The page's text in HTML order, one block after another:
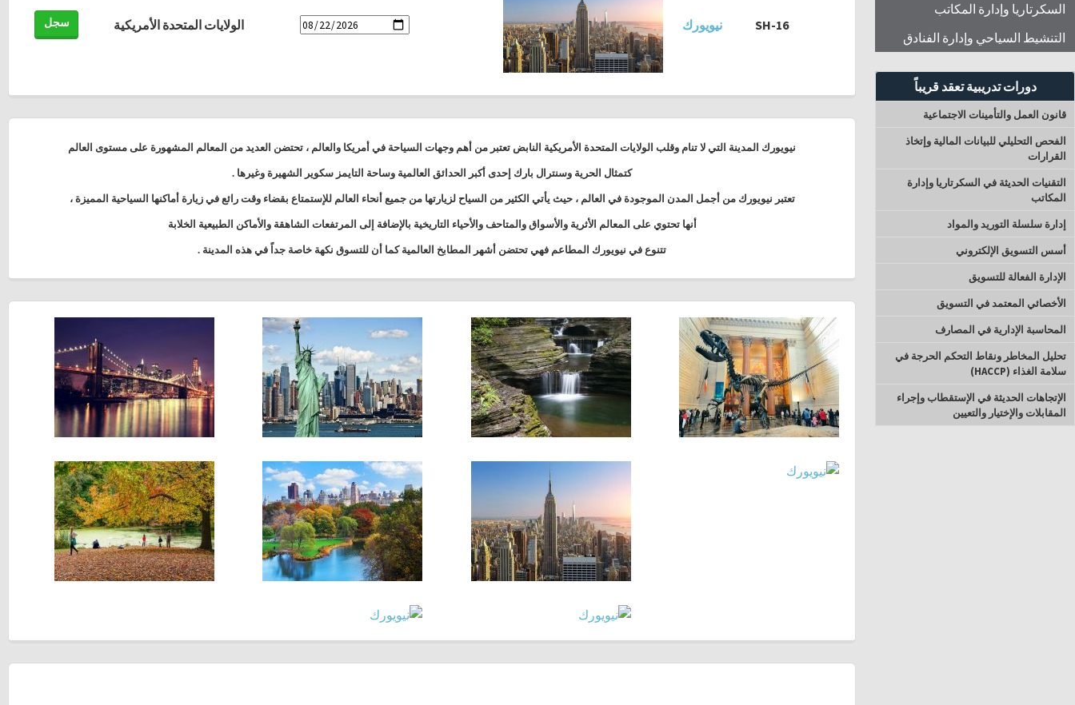
السكرتاريا وإدارة المكاتب
التنشيط السياحي وإدارة الفنادق
دورات تدريبية تعقد قريباً
قانون العمل والتأمينات الاجتماعية
الفحص التحليلي للبيانات المالية وإتخاذ
القرارات
التقنيات الحديثة في السكرتاريا وإدارة
المكاتب
إدارة سلسلة التوريد والمواد
أسس التسويق الإلكتروني
الإدارة الفعالة للتسويق
الأخصائي المعتمد في التسويق
المحاسبة الإدارية في المصارف
تحليل المخاطر ونقاط التحكم الحرجة في
سلامة الغذاء (HACCP)
الإتجاهات الحديثة في الإستقطاب وإجراء
المقابلات والإختيار والتعيين
SH-16 نيويورك الولايات المتحدة الأمريكية سجل
نيويورك المدينة التي لا تنام وقلب الولايات المتحدة الأمريكية النابض تعتبر من أهم وجهات السياحة في أمريكا والعالم ، تحتضن العديد من المعالم المشهورة على مستوى العالم
كتمثال الحرية وسنترال بارك إحدى أكبر الحدائق العالمية وساحة التايمز سكوير الشهيرة وغيرها .
تعتبر نيويورك من أجمل المدن الموجودة في العالم ، حيث يأتي الكثير من السياح لزيارتها من جميع أنحاء العالم للإستمتاع بقضاء وقت رائع في زيارة أماكنها السياحية المميزة ،
أنها تحتوي على المعالم الأثرية والأسواق والمتاحف والأحياء التاريخية بالإضافة إلى المرتفعات الشاهقة والأماكن الطبيعية الخلابة
تتنوع في نيويورك المطاعم فهي تحتضن أشهر المطابخ العالمية كما أن للتسوق نكهة خاصة جداً في هذه المدينة .